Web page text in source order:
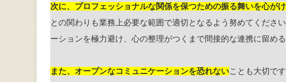
次に、プロフェッショナルな関係を保つための振る舞いを心が
との関わりも業務上必要な範囲で適切となるよう努めてくださ
ーションを極力避け、心の整理がつくまで間接的な連携に留める
また、オープンなコミュニケーションを恐れないことも大切で